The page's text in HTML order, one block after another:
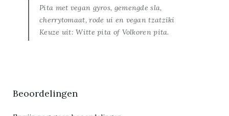
Pita met vegan gyros, gemengde sla,
cherrytomaat, rode ui en vegan tzatziki
Keuze uit: Witte pita of Volkoren pita.
Beoordelingen